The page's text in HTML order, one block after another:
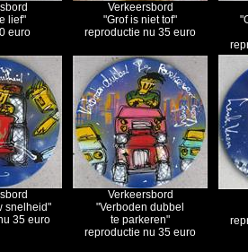
lief"
euro
Verkeersbord
"Grof is niet tof"
reproductie nu 35 euro
snelheid"
35 euro
Verkeersbord
"Verboden dubbel
te parkeren"
reproductie nu 35 euro